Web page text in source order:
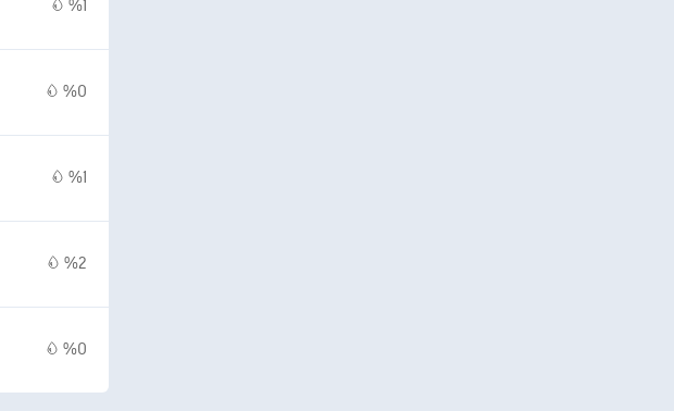
%1
%0
%1
%2
%0